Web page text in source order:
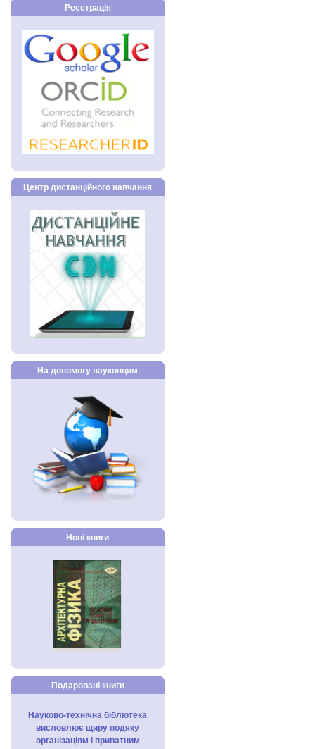
Реєстрація
Центр дистанційного навчання
На допомогу науковцям
Нові книги
Подаровані книги
Науково-технічна бібліотека
висловлює щиру подяку
організаціям і приватним